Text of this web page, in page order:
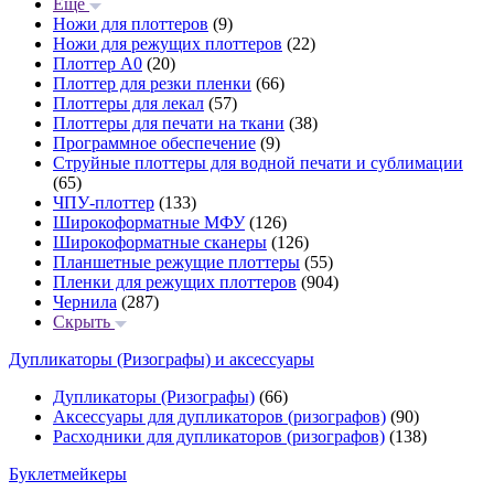
Еще
Ножи для плоттеров (9)
Ножи для режущих плоттеров (22)
Плоттер А0 (20)
Плоттер для резки пленки (66)
Плоттеры для лекал (57)
Плоттеры для печати на ткани (38)
Программное обеспечение (9)
Струйные плоттеры для водной печати и сублимации
(65)
ЧПУ-плоттер (133)
Широкоформатные МФУ(126)
Широкоформатные сканеры (126)
Планшетные режущие плоттеры (55)
Пленки для режущих плоттеров (904)
Чернила (287)
Скрыть
Дупликаторы (Ризографы) и аксессуары
Дупликаторы (Ризографы) (66)
Аксессуары для дупликаторов (ризографов) (90)
Расходники для дупликаторов (ризографов) (138)
Буклетмейкеры